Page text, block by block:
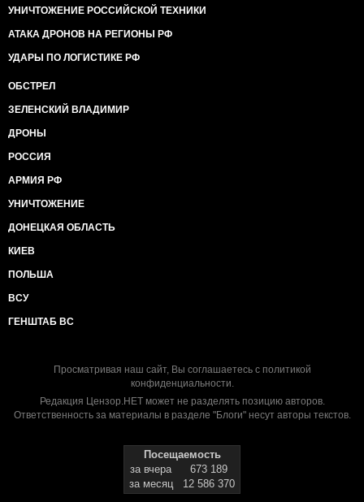
УНИЧТОЖЕНИЕ РОССИЙСКОЙ ТЕХНИКИ
АТАКА ДРОНОВ НА РЕГИОНЫ РФ
УДАРЫ ПО ЛОГИСТИКЕ РФ
ОБСТРЕЛ
ЗЕЛЕНСКИЙ ВЛАДИМИР
ДРОНЫ
РОССИЯ
АРМИЯ РФ
УНИЧТОЖЕНИЕ
ДОНЕЦКАЯ ОБЛАСТЬ
КИЕВ
ПОЛЬША
ВСУ
ГЕНШТАБ ВС
Просматривая наш сайт, Вы соглашаетесь с политикой
конфиденциальности.
Редакция Цензор.НЕТ может не разделять позицию авторов.
Ответственность за материалы в разделе "Блоги" несут авторы текстов.
Посещаемость
за вчера
673 189
за месяц
12 586 370